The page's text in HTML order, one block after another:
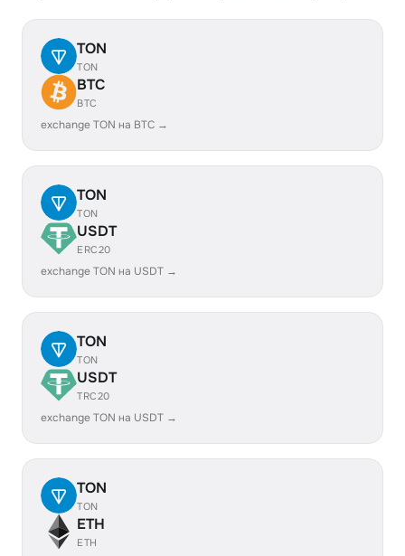
TON
TON
BTC
BTC
exchange TON на BTC →
TON
TON
USDT
ERC20
exchange TON на USDT →
TON
TON
USDT
TRC20
exchange TON на USDT →
TON
TON
ETH
ETH